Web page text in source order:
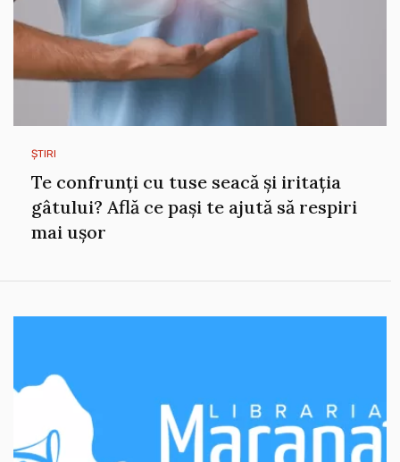
ȘTIRI
Te confrunți cu tuse seacă și iritația
gâtului? Află ce pași te ajută să respiri
mai ușor